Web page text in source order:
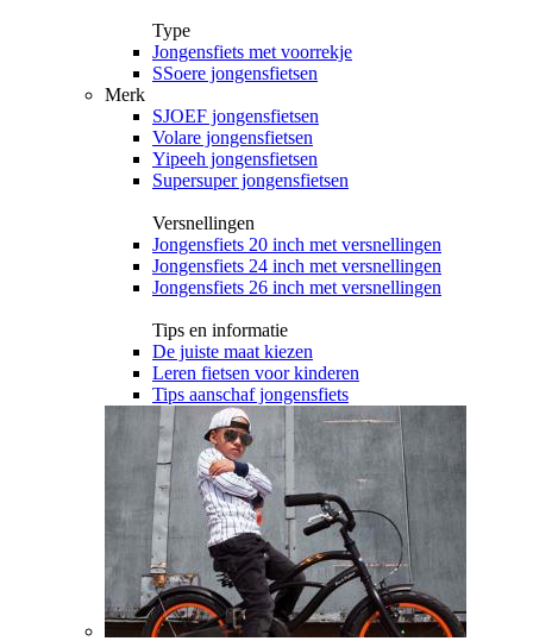
Type
Jongensfiets met voorrekje
SSoere jongensfietsen
Merk
SJOEF jongensfietsen
Volare jongensfietsen
Yipeeh jongensfietsen
Supersuper jongensfietsen
Versnellingen
Jongensfiets 20 inch met versnellingen
Jongensfiets 24 inch met versnellingen
Jongensfiets 26 inch met versnellingen
Tips en informatie
De juiste maat kiezen
Leren fietsen voor kinderen
Tips aanschaf jongensfiets